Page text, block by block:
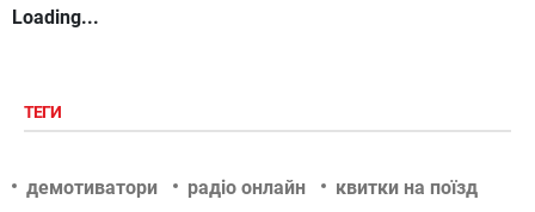
Loading...
ТЕГИ
демотиватори радіо онлайн квитки на поїзд